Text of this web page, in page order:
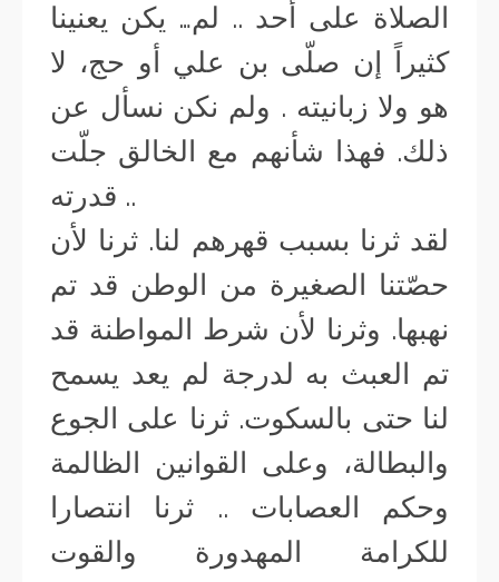
الصلاة على أحد .. لم… يكن يعنينا
كثيراً إن صلّى بن علي أو حج، لا
هو ولا زبانيته . ولم نكن نسأل عن
ذلك. فهذا شأنهم مع الخالق جلّت
قدرته ..
لقد ثرنا بسبب قهرهم لنا. ثرنا لأن
حصّتنا الصغيرة من الوطن قد تم
نهبها. وثرنا لأن شرط المواطنة قد
تم العبث به لدرجة لم يعد يسمح
لنا حتى بالسكوت. ثرنا على الجوع
والبطالة، وعلى القوانين الظالمة
وحكم العصابات .. ثرنا انتصارا
للكرامة المهدورة والقوت